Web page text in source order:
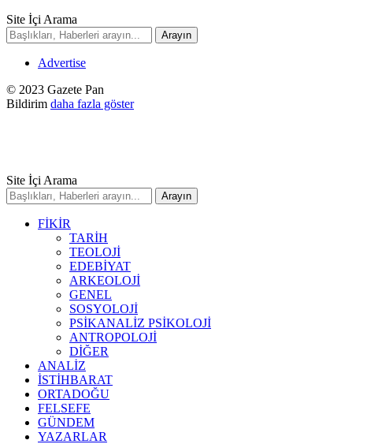
Site İçi Arama
Advertise
© 2023 Gazete Pan
Bildirim daha fazla göster
Site İçi Arama
FİKİR
TARİH
TEOLOJİ
EDEBİYAT
ARKEOLOJİ
GENEL
SOSYOLOJİ
PSİKANALİZ PSİKOLOJİ
ANTROPOLOJİ
DİĞER
ANALİZ
İSTİHBARAT
ORTADOĞU
FELSEFE
GÜNDEM
YAZARLAR